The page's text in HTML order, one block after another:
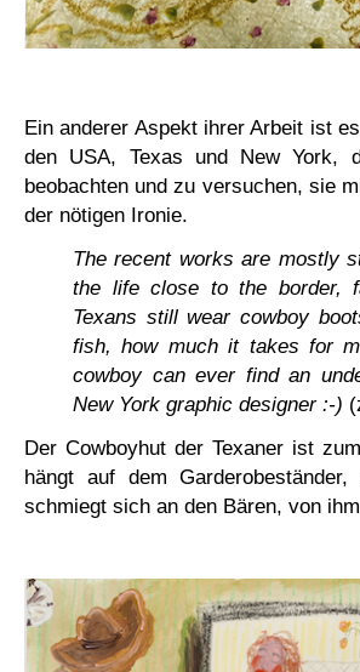
Ein anderer Aspekt ihrer Arbeit ist
den USA, Texas und New York,
beobachten und zu versuchen, sie
der nötigen Ironie.
The recent works are mostly
the life close to the border,
Texans still wear cowboy
fish, how much it takes for
cowboy can ever find an
New York graphic designer :-)
Der Cowboyhut der Texaner ist
hängt auf dem
schmiegt sich an den Bären, von